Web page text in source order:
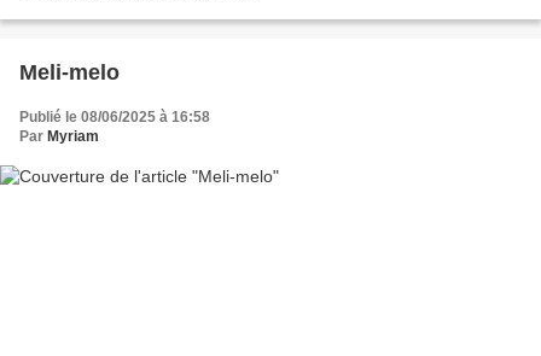
pois.html...
Meli-melo
Publié le 08/06/2025 à 16:58
Par Myriam